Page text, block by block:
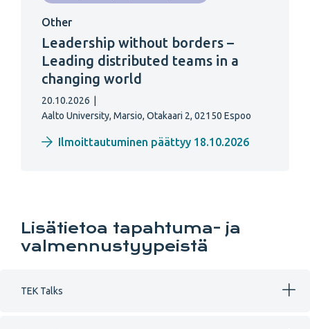
Other
Leadership without borders –
Leading distributed teams in a
changing world
20.10.2026
Aalto University, Marsio, Otakaari 2, 02150 Espoo
Ilmoittautuminen päättyy 18.10.2026
Lisätietoa tapahtuma- ja
valmennustyypeistä
TEK Talks